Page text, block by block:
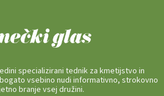
specializirani tednik za kmetijstvo in
vsebino nudi informativno, strokovno
branje vsej družini.